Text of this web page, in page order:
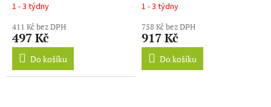
1 - 3 týdny
411 Kč bez DPH
497 Kč
Do košíku
1 - 3 týdny
758 Kč bez DPH
917 Kč
Do košíku